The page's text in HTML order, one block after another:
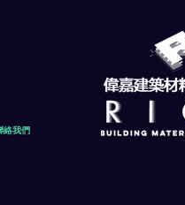
絡我們